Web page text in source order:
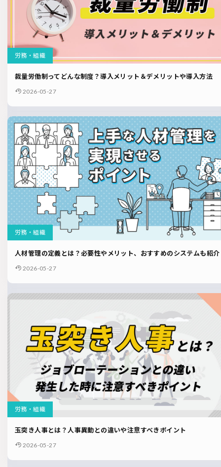
労務・組織
裁量労働制ってどんな制度？導入メリット＆デメリットや導入方法
2026-05-27
労務・組織
人材管理の定義とは？必要性やメリット、おすすめのシステムも紹介
2026-05-27
労務・組織
玉突き人事とは？人事異動との違いや注意すべきポイント
2026-05-27